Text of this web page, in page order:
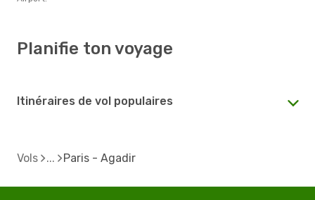
Planifie ton voyage
Itinéraires de vol populaires
Vols Paris - Agadir